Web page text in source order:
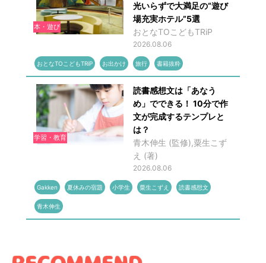
本・遊び
光いらずで大満足の“遊び
場充実ホテル”5選
おとなTOこどもTRiP
2026.08.06
おとなTOこどもTRiP お出かけ 旅行 書籍抜粋
学習・教育
読書感想文は「あなう
め」でできる！ 10分で作
文が完成するテンプレと
は？
青木伸生 (監修),粟生こず
え (著)
2026.08.06
Gakken 夏休みの宿題 小学生 粟生こずえ 読書感想文
青木伸生